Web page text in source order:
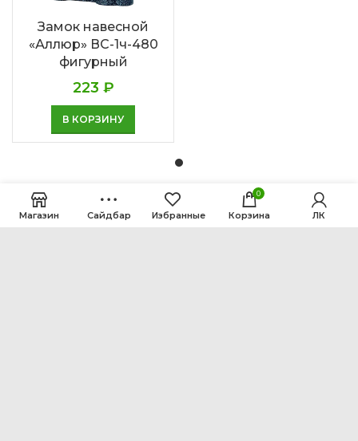
Замок навесной
«Аллюр» ВС-1ч-480
фигурный
223 ₽
В КОРЗИНУ
Магазин Сайдбар Избранные
0
Корзина ЛК